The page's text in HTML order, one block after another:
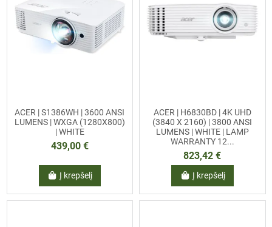
ACER | S1386WH | 3600 ANSI
LUMENS | WXGA (1280X800)
| WHITE
439,00 €
Į krepšelį
ACER | H6830BD | 4K UHD
(3840 X 2160) | 3800 ANSI
LUMENS | WHITE | LAMP
WARRANTY 12...
823,42 €
Į krepšelį